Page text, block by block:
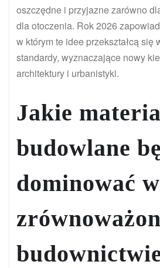
oszczędne i przyjazne zarówno
dla otoczenia. Rok 2026
w którym te idee przekształcą się
standardy, wyznaczające nowy
architektury i urbanistyki.
Jakie
budowlane
dominować w